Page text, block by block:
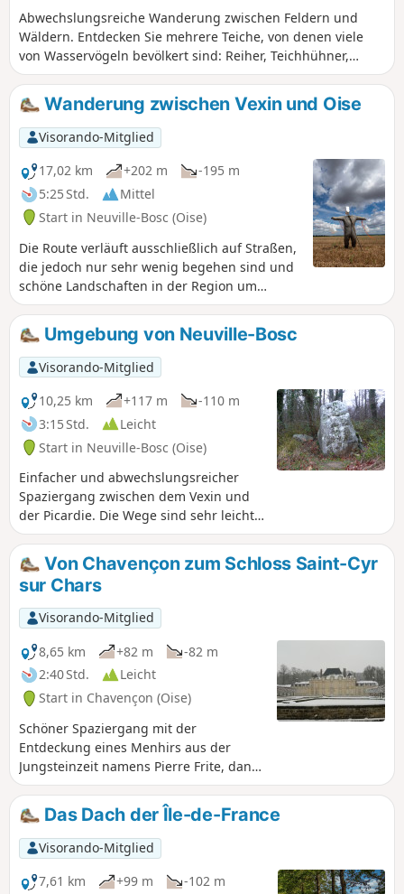
Abwechslungsreiche Wanderung zwischen Feldern und
Wäldern. Entdecken Sie mehrere Teiche, von denen viele
von Wasservögeln bevölkert sind: Reiher, Teichhühner,
Enten, Gänse, Blässhühner... Die Durchquerung der beiden
Dörfer bietet einige malerische Straßen, die typisch für das
französische Vexin sind, sowie zwei schöne Kirchen.
Wanderung zwischen Vexin und Oise
Visorando-Mitglied
17,02 km
+202 m
-195 m
5:25 Std.
Mittel
Start in Neuville-Bosc (Oise)
Die Route verläuft ausschließlich auf Straßen,
die jedoch nur sehr wenig begehen sind und
schöne Landschaften in der Region um
Haravillier bieten. Rückweg über denGR®11.
Diese Wanderung ist empfehlenswert, wenn
die Wege schlammig oder schwer begehbar
sind und/oder wenn Jäger die Wandergebiete
in Beschlag genommen haben.
Umgebung von Neuville-Bosc
Visorando-Mitglied
10,25 km
+117 m
-110 m
3:15 Std.
Leicht
Start in Neuville-Bosc (Oise)
Einfacher und abwechslungsreicher
Spaziergang zwischen dem Vexin und
der Picardie. Die Wege sind sehr leicht
zu folgen und es gibt nur sehr wenige
begehene Straßen. Der Startpunkt ist
Cresnes, ein kleiner, ruhiger Weiler.
Von Chavençon zum Schloss Saint-Cyr
sur Chars
Visorando-Mitglied
8,65 km
+82 m
-82 m
2:40 Std.
Leicht
Start in Chavençon (Oise)
Schöner Spaziergang mit der
Entdeckung eines Menhirs aus der
Jungsteinzeit namens Pierre Frite, dann
Ankunft an einem kleinen, sehr gut
erhaltenen Schloss, das inmitten einer
grünen Oase thront. Entlang dieser
Wanderung gibt es wunderschöne
hügelige Landschaften zu entdecken.
Das Dach der Île-de-France
Visorando-Mitglied
7,61 km
+99 m
-102 m